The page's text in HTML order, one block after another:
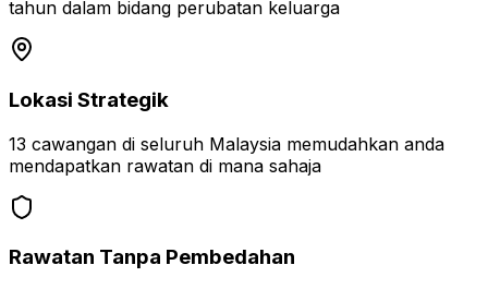
tahun dalam bidang perubatan keluarga
Lokasi Strategik
13 cawangan di seluruh Malaysia memudahkan anda
mendapatkan rawatan di mana sahaja
Rawatan Tanpa Pembedahan